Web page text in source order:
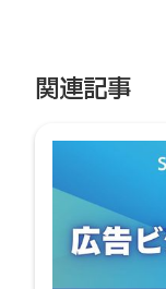
関連記事